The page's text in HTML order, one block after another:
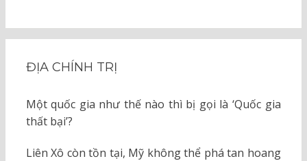
ĐỊA CHÍNH TRỊ
Một quốc gia như thế nào thì bị gọi là ‘Quốc gia
thất bại’?
Liên Xô còn tồn tại, Mỹ không thể phá tan hoang